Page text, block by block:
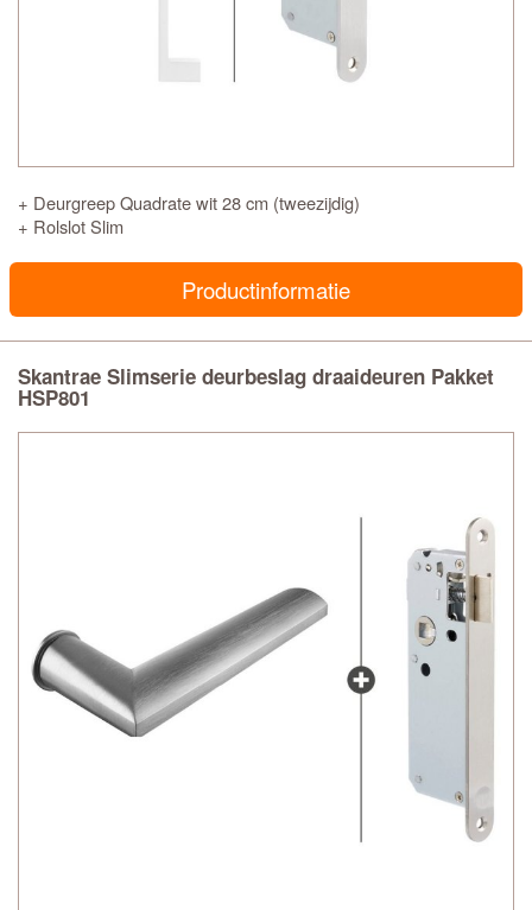
+ Deurgreep Quadrate wit 28 cm (tweezijdig)
+ Rolslot Slim
Productinformatie
Skantrae Slimserie deurbeslag draaideuren Pakket
HSP801